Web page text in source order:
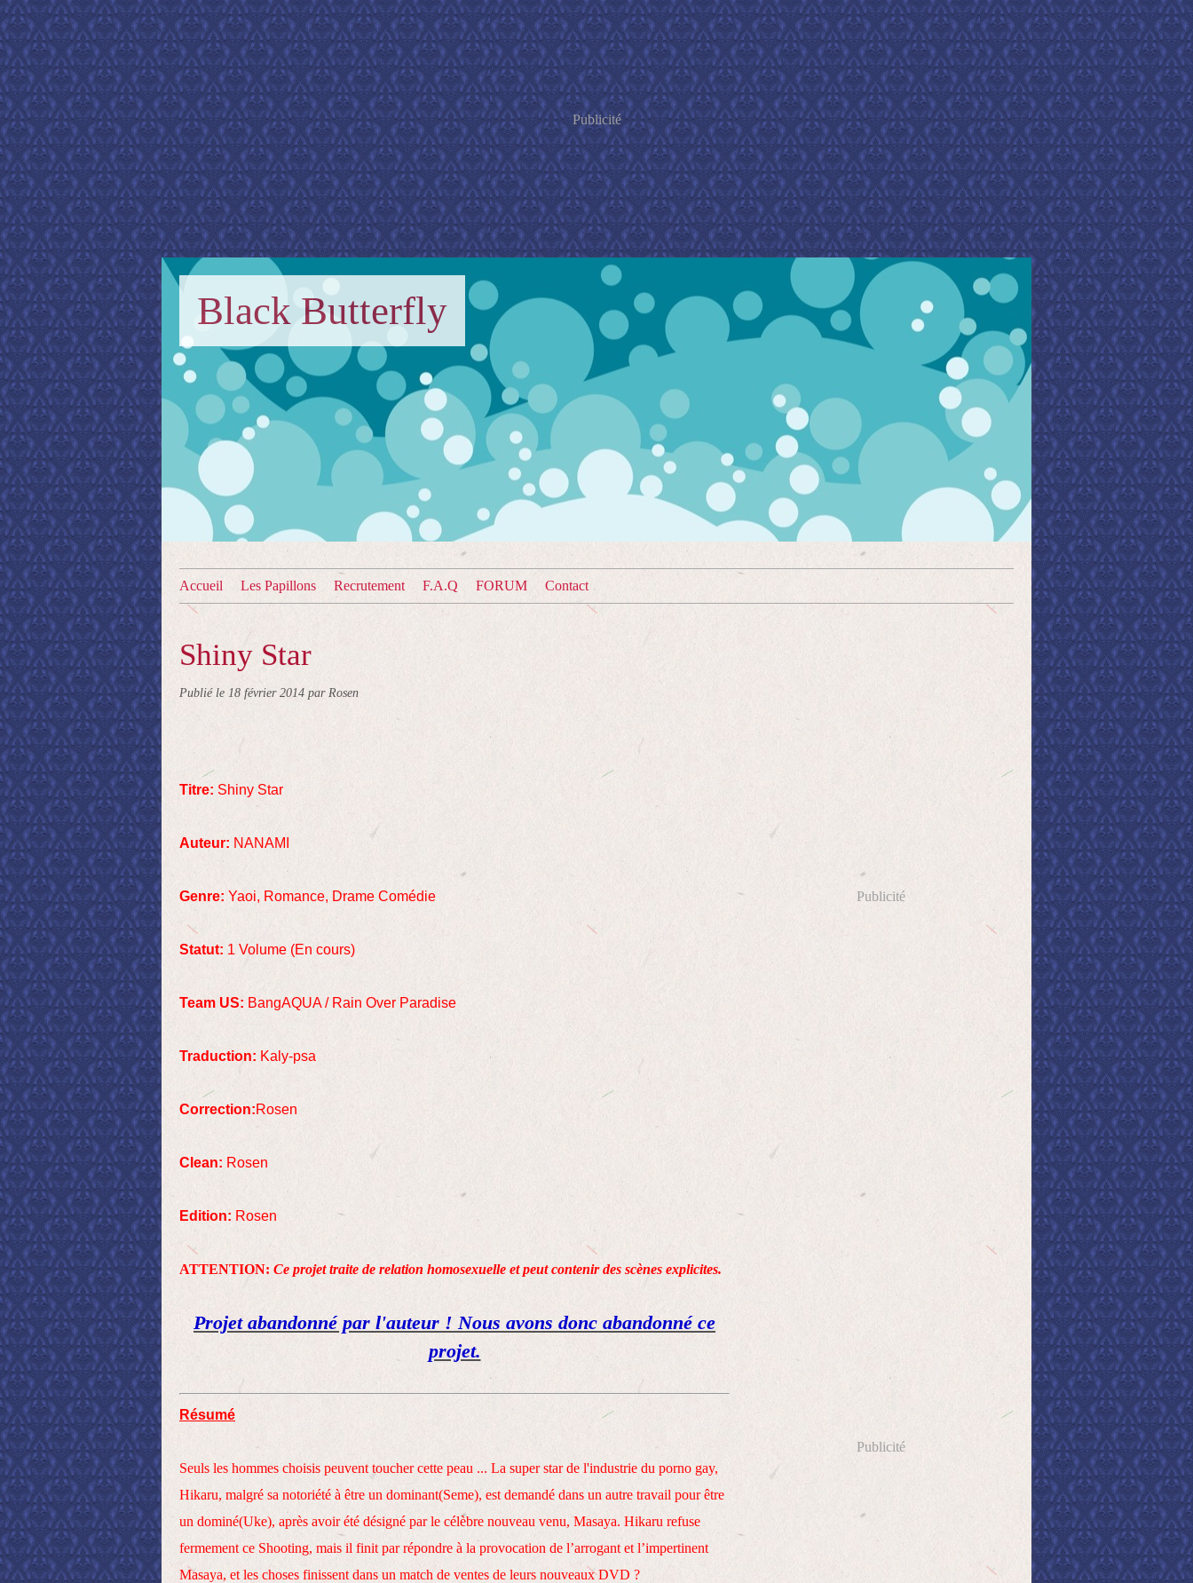
Publicité
Black Butterfly
Accueil Les Papillons Recrutement F.A.Q FORUM Contact
Shiny Star
Publié le 18 février 2014 par Rosen
Titre: Shiny Star
Auteur: NANAMI
Genre: Yaoi, Romance, Drame Comédie
Statut: 1 Volume (En cours)
Team US: BangAQUA / Rain Over Paradise
Traduction: Kaly-psa
Correction:Rosen
Clean: Rosen
Edition: Rosen
ATTENTION: Ce projet traite de relation homosexuelle et peut contenir des scènes explicites.
Projet abandonné par l'auteur ! Nous avons donc abandonné ce
projet.
Résumé
Seuls les hommes choisis peuvent toucher cette peau ... La super star de l'industrie du porno gay,
Hikaru, malgré sa notoriété à être un dominant(Seme), est demandé dans un autre travail pour être
un dominé(Uke), après avoir été désigné par le célèbre nouveau venu, Masaya. Hikaru refuse
fermement ce Shooting, mais il finit par répondre à la provocation de l’arrogant et l’impertinent
Masaya, et les choses finissent dans un match de ventes de leurs nouveaux DVD ?
Publicité
Publicité